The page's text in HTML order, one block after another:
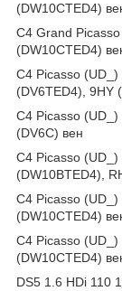
(DW10CTED4)
C4 Grand
(DW10CTED4)
C4 Picasso
(DV6TED4), 9HY
C4 Picasso
(DV6C) вен
C4 Picasso
(DW10BTED4),
C4 Picasso
(DW10CTED4)
C4 Picasso
(DW10CTED4)
DS5 1.6 HDi 110